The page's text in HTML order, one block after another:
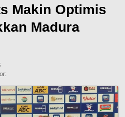
Makin Optimis
Madura